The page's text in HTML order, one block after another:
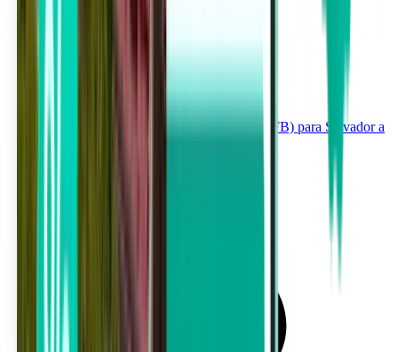
Aeroporto Internacional de Cabo Frio (CFB) para Salvador a